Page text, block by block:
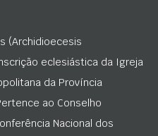
(Archidioecesis
eclesiástica da Igreja
da Província
ao Conselho
Nacional dos